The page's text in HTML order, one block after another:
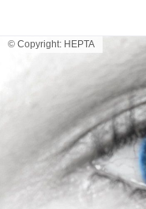
© Copyright: HEPTA